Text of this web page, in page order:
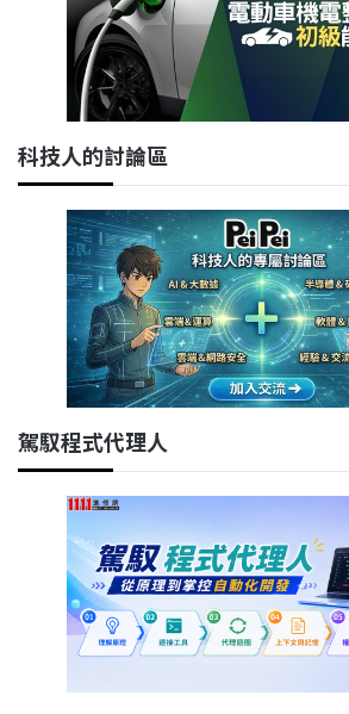
科技人的討論區
駕馭程式代理人